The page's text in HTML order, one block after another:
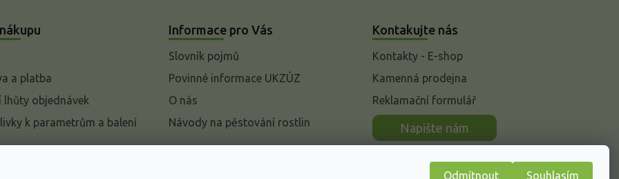
Odmítnout Souhlasím
a platba
lhůty objednávek
k parametrům a balení
Informace pro Vás
Slovník pojmů
Povinné informace UKZÚZ
O nás
Návody na pěstování rostlin
Kontakujte nás
Kontakty - E-shop
Kamenná prodejna
Reklamační formulář
Napište nám